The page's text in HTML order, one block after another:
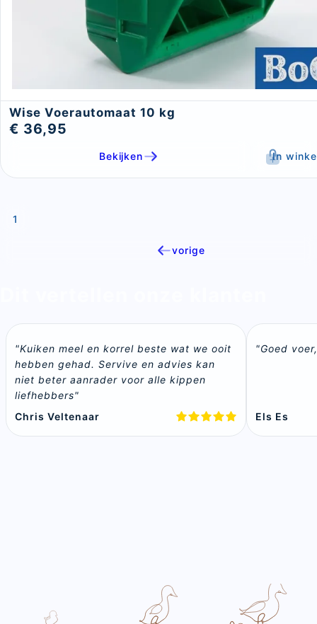
Wise Voerautomaat 10 kg
€ 36,95
Bekijken In
vorige
1
"Kuiken meel en korrel beste wat we ooit
hebben gehad. Servive en advies kan
niet beter aanrader voor alle kippen
liefhebbers"
Chris Veltenaar
"Goed
Els Es